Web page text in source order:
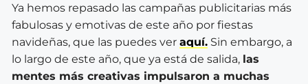
Ya hemos repasado las campañas publicitarias más
fabulosas y emotivas de este año por fiestas
navideñas, que las puedes ver aquí. Sin embargo, a
lo largo de este año, que ya está de salida, las
mentes más creativas impulsaron a muchas